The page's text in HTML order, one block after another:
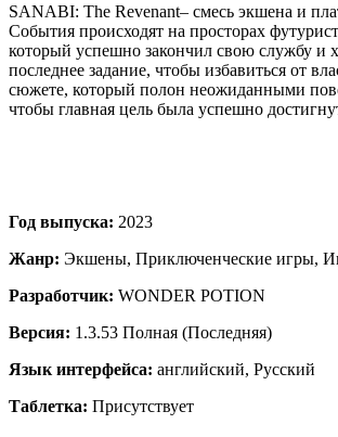
SANABI: The Revenant– смесь экшена и
События происходят на просторах
который успешно закончил свою службу и
последнее задание, чтобы избавиться от
сюжете, который полон неожиданными
чтобы главная цель была успешно
Год выпуска: 2023
Жанр: Экшены, Приключенческие игры,
Разработчик: WONDER POTION
Версия: 1.3.53 Полная (Последняя)
Язык интерфейса: английский, Русский
Таблетка: Присутствует